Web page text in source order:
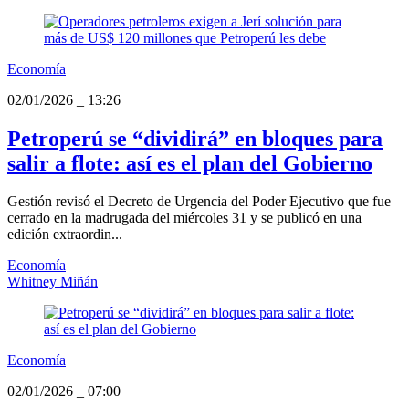
Economía
02/01/2026
13:26
Petroperú se “dividirá” en bloques para
salir a flote: así es el plan del Gobierno
Gestión revisó el Decreto de Urgencia del Poder Ejecutivo que fue
cerrado en la madrugada del miércoles 31 y se publicó en una
edición extraordin...
Economía
Whitney Miñán
Economía
02/01/2026
07:00